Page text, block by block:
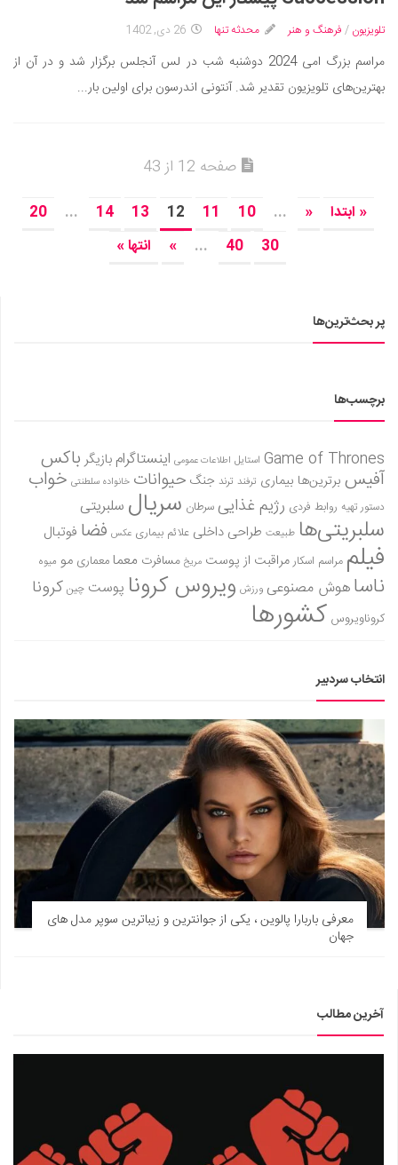
تلویزیون / فرهنگ و هنر محدثه تنها 26 دی, 1402
مراسم بزرگ امی 2024 دوشنبه شب در لس آنجلس برگزار شد و در آن از
بهترین‌های تلویزیون تقدیر شد. آنتونی اندرسون برای اولین بار...
صفحه 12 از 43
« ابتدا «
...
10
11
12
13
14
...
20
30
40
...
» انتها »
پر بحث‌ترین‌ها
برچسب‌ها
Game of Thrones استایل اطلاعات عمومی اینستاگرام بازیگر باکس
آفیس برترین‌ها بیماری ترفند ترند جنگ حیوانات خانواده سلطنتی خواب
دستور تهیه روابط فردی رژیم غذاییسرطان سریال سلبریتی
سلبریتی‌ها طبیعت طراحی داخلی علائم بیماری عکس فضا فوتبال
فیلم مراسم اسکارمراقبت از پوست مریخ مسافرت معمامعماری مو میوه
ناساهوش مصنوعی ورزش ویروس کرونا پوست چین کرونا
کروناویروس کشورها
انتخاب سردبیر
معرفی باربارا پالوین ، یکی از جوانترین و زیباترین سوپر مدل های
جهان
آخرین مطالب